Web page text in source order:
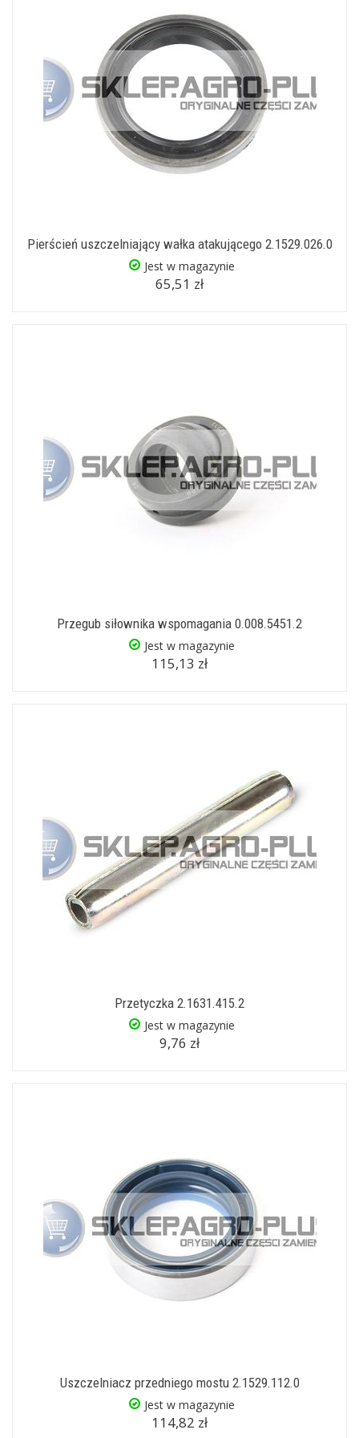
Pierścień uszczelniający wałka atakującego 2.1529.026.0
Jest w magazynie
65,51 zł
Przegub siłownika wspomagania 0.008.5451.2
Jest w magazynie
115,13 zł
Przetyczka 2.1631.415.2
Jest w magazynie
9,76 zł
Uszczelniacz przedniego mostu 2.1529.112.0
Jest w magazynie
114,82 zł